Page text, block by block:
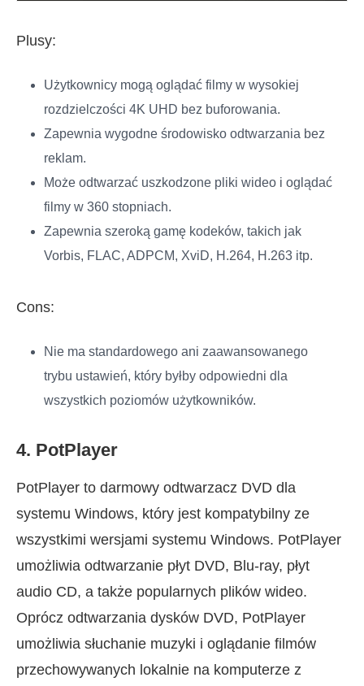
Plusy:
Użytkownicy mogą oglądać filmy w wysokiej
rozdzielczości 4K UHD bez buforowania.
Zapewnia wygodne środowisko odtwarzania bez
reklam.
Może odtwarzać uszkodzone pliki wideo i oglądać
filmy w 360 stopniach.
Zapewnia szeroką gamę kodeków, takich jak
Vorbis, FLAC, ADPCM, XviD, H.264, H.263 itp.
Cons:
Nie ma standardowego ani zaawansowanego
trybu ustawień, który byłby odpowiedni dla
wszystkich poziomów użytkowników.
4. PotPlayer
PotPlayer to darmowy odtwarzacz DVD dla
systemu Windows, który jest kompatybilny ze
wszystkimi wersjami systemu Windows. PotPlayer
umożliwia odtwarzanie płyt DVD, Blu-ray, płyt
audio CD, a także popularnych plików wideo.
Oprócz odtwarzania dysków DVD, PotPlayer
umożliwia słuchanie muzyki i oglądanie filmów
przechowywanych lokalnie na komputerze z